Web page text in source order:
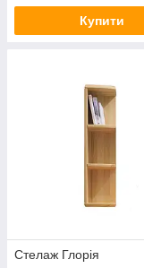
Купити
Стелаж Глорія